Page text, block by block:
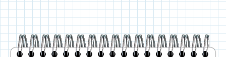
Головний
сайдбар